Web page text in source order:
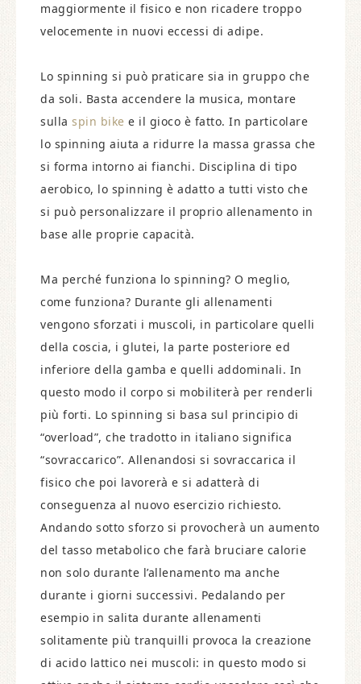
maggiormente il fisico e non ricadere troppo
velocemente in nuovi eccessi di adipe.
Lo spinning si può praticare sia in gruppo che
da soli. Basta accendere la musica, montare
sulla spin bike e il gioco è fatto. In particolare
lo spinning aiuta a ridurre la massa grassa che
si forma intorno ai fianchi. Disciplina di tipo
aerobico, lo spinning è adatto a tutti visto che
si può personalizzare il proprio allenamento in
base alle proprie capacità.
Ma perché funziona lo spinning? O meglio,
come funziona? Durante gli allenamenti
vengono sforzati i muscoli, in particolare quelli
della coscia, i glutei, la parte posteriore ed
inferiore della gamba e quelli addominali. In
questo modo il corpo si mobiliterà per renderli
più forti. Lo spinning si basa sul principio di
“overload”, che tradotto in italiano significa
“sovraccarico”. Allenandosi si sovraccarica il
fisico che poi lavorerà e si adatterà di
conseguenza al nuovo esercizio richiesto.
Andando sotto sforzo si provocherà un aumento
del tasso metabolico che farà bruciare calorie
non solo durante l’allenamento ma anche
durante i giorni successivi. Pedalando per
esempio in salita durante allenamenti
solitamente più tranquilli provoca la creazione
di acido lattico nei muscoli: in questo modo si